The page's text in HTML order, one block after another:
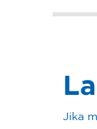
Jika